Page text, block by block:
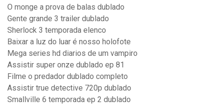
O monge a prova de balas dublado
Gente grande 3 trailer dublado
Sherlock 3 temporada elenco
Baixar a luz do luar é nosso holofote
Mega series hd diarios de um vampiro
Assistir super onze dublado ep 81
Filme o predador dublado completo
Assistir true detective 720p dublado
Smallville 6 temporada ep 2 dublado